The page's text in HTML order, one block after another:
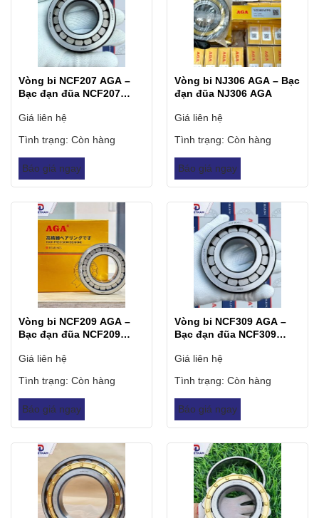
Vòng bi NCF207 AGA –
Bạc đạn đũa NCF207
Giá liên hệ
Tình trạng: Còn hàng
Báo giá ngay
Vòng bi NJ306 AGA – Bạc
đạn đũa NJ306 AGA
Giá liên hệ
Tình trạng: Còn hàng
Báo giá ngay
Vòng bi NCF209 AGA –
Bạc đạn đũa NCF209
Giá liên hệ
Tình trạng: Còn hàng
Báo giá ngay
Vòng bi NCF309 AGA –
Bạc đạn đũa NCF309
Giá liên hệ
Tình trạng: Còn hàng
Báo giá ngay